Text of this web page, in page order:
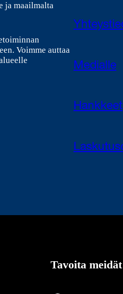
ja maailmalta
Voimme auttaa
Medialle
Hankkeet
Tavoita meidät